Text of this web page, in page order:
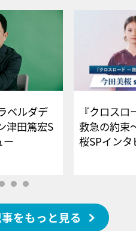
ベルダデ
津田篤宏S
ュー
『クロス
救急の約束
桜SPイ
をもっと見る